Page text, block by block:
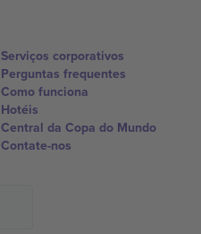
Serviços corporativos
Perguntas frequentes
Como funciona
Hotéis
Central da Copa do Mundo
Contate-nos